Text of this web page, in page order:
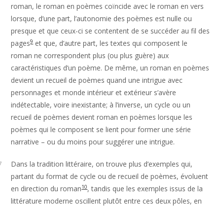
roman, le roman en poèmes coïncide avec le roman en vers
lorsque, d’une part, l’autonomie des poèmes est nulle ou
presque et que ceux-ci se contentent de se succéder au fil des
pages9et que, d’autre part, les textes qui composent le
roman ne correspondent plus (ou plus guère) aux
caractéristiques d’un poème. De même, un roman en poèmes
devient un recueil de poèmes quand une intrigue avec
personnages et monde intérieur et extérieur s’avère
indétectable, voire inexistante; à l’inverse, un cycle ou un
recueil de poèmes devient roman en poèmes lorsque les
poèmes qui le composent se lient pour former une série
narrative – ou du moins pour suggérer une intrigue.
Dans la tradition littéraire, on trouve plus d’exemples qui,
partant du format de cycle ou de recueil de poèmes, évoluent
en direction du roman10, tandis que les exemples issus de la
littérature moderne oscillent plutôt entre ces deux pôles, en